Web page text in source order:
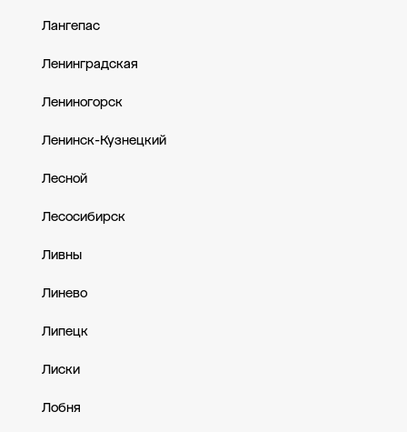
Лангепас
Ленинградская
Лениногорск
Ленинск-Кузнецкий
Лесной
Лесосибирск
Ливны
Линево
Липецк
Лиски
Лобня